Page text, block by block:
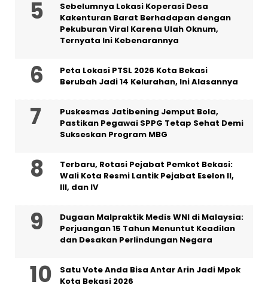
Sebelumnya Lokasi Koperasi Desa
Kakenturan Barat Berhadapan dengan
Pekuburan Viral Karena Ulah Oknum,
Ternyata Ini Kebenarannya
Peta Lokasi PTSL 2026 Kota Bekasi
Berubah Jadi 14 Kelurahan, Ini Alasannya
Puskesmas Jatibening Jemput Bola,
Pastikan Pegawai SPPG Tetap Sehat Demi
Sukseskan Program MBG
‎Terbaru, Rotasi Pejabat Pemkot Bekasi:
Wali Kota Resmi Lantik Pejabat Eselon II,
III, dan IV ‎
‎Dugaan Malpraktik Medis WNI di Malaysia:
Perjuangan 15 Tahun Menuntut Keadilan
dan Desakan Perlindungan Negara
Satu Vote Anda Bisa Antar Arin Jadi Mpok
Kota Bekasi 2026